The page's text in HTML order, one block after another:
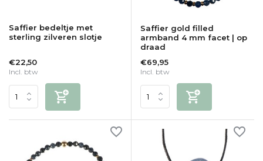
Saffier bedeltje met
sterling zilveren slotje
€22,50
Incl. btw
Saffier gold filled
armband 4 mm facet | op
draad
€69,95
Incl. btw